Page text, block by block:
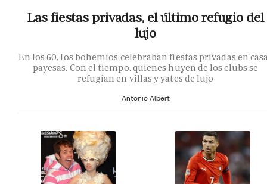
Las fiestas privadas, el último refugio del
lujo
En los 60, los bohemios celebraban fiestas privadas en
payesas. Con el tiempo, quienes huyen de los clubs se
refugian en villas y yates de lujo
Antonio Albert